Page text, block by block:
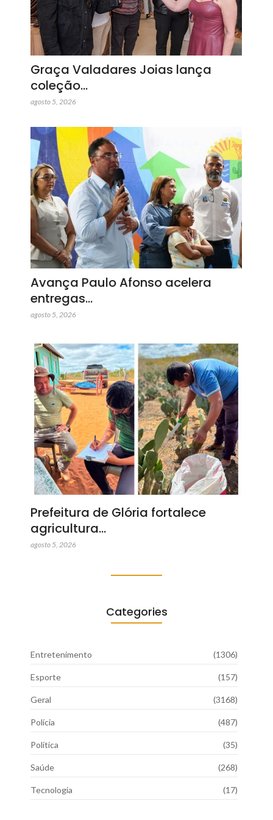
Graça Valadares Joias lança
coleção…
agosto 5, 2026
Avança Paulo Afonso acelera
entregas…
agosto 5, 2026
Prefeitura de Glória fortalece
agricultura…
agosto 5, 2026
Categories
Entretenimento (1306)
Esporte (157)
Geral (3168)
Polícia (487)
Política (35)
Saúde (268)
Tecnologia (17)